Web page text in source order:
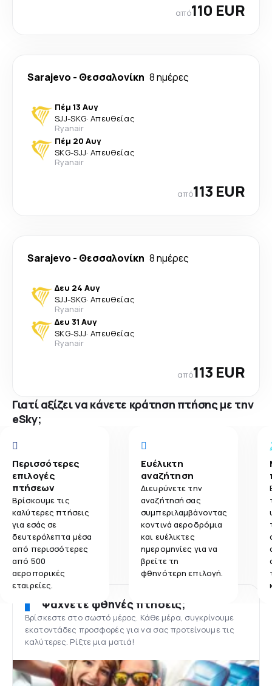
από110 EUR
Sarajevo - Θεσσαλονίκη 8 ημέρες
Πέμ 13 Αυγ
SJJ-SKG· Απευθείας
Ryanair
Πέμ 20 Αυγ
SKG-SJJ· Απευθείας
Ryanair
από113 EUR
Sarajevo - Θεσσαλονίκη 8 ημέρες
Δευ 24 Αυγ
SJJ-SKG· Απευθείας
Ryanair
Δευ 31 Αυγ
SKG-SJJ· Απευθείας
Ryanair
από113 EUR
Γιατί αξίζει να κάνετε κράτηση πτήσης με την
eSky;
Περισσότερες
επιλογές
πτήσεων
Βρίσκουμε τις
καλύτερες πτήσεις
για εσάς σε
δευτερόλεπτα μέσα
από περισσότερες
από 500
αεροπορικές
εταιρείες.
Ευέλικτη
αναζήτηση
Διευρύνετε την
αναζήτησή σας
συμπεριλαμβάνοντας
κοντινά αεροδρόμια
και ευέλικτες
ημερομηνίες για να
βρείτε τη
φθηνότερη επιλογή.
Ψάχνετε φθηνές πτήσεις;
Βρίσκεστε στο σωστό μέρος. Κάθε μέρα, συγκρίνουμε
εκατοντάδες προσφορές για να σας προτείνουμε τις
καλύτερες. Ρίξτε μια ματιά!